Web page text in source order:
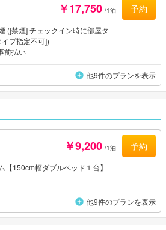
￥17,750 /1泊 予約
([禁煙] チェックイン時に部屋タ
プ指定不可])
前払い
他9件のプランを表示
￥9,200 /1泊 予約
【150cm幅ダブルベッド１台】
他9件のプランを表示